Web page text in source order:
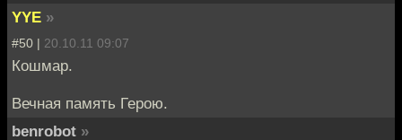
YYE »
#50 | 20.10.11 09:07
Кошмар.
Вечная память Герою.
benrobot »